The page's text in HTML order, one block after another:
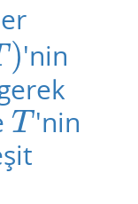
)'nin
T
T 'nin